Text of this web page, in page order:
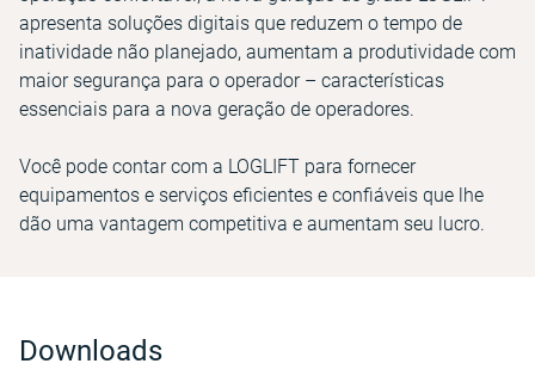
apresenta soluções digitais que reduzem o tempo de
inatividade não planejado, aumentam a produtividade com
maior segurança para o operador – características
essenciais para a nova geração de operadores.
Você pode contar com a LOGLIFT para fornecer
equipamentos e serviços eficientes e confiáveis que lhe
dão uma vantagem competitiva e aumentam seu lucro.
Downloads